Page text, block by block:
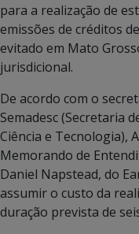
para a realização de
emissões de créditos
evitado em Mato
jurisdicional.
De acordo com o
Semadesc (Secretaria
Ciência e Tecnologia),
Memorando de
Daniel Napstead, do
assumir o custo da
duração prevista de